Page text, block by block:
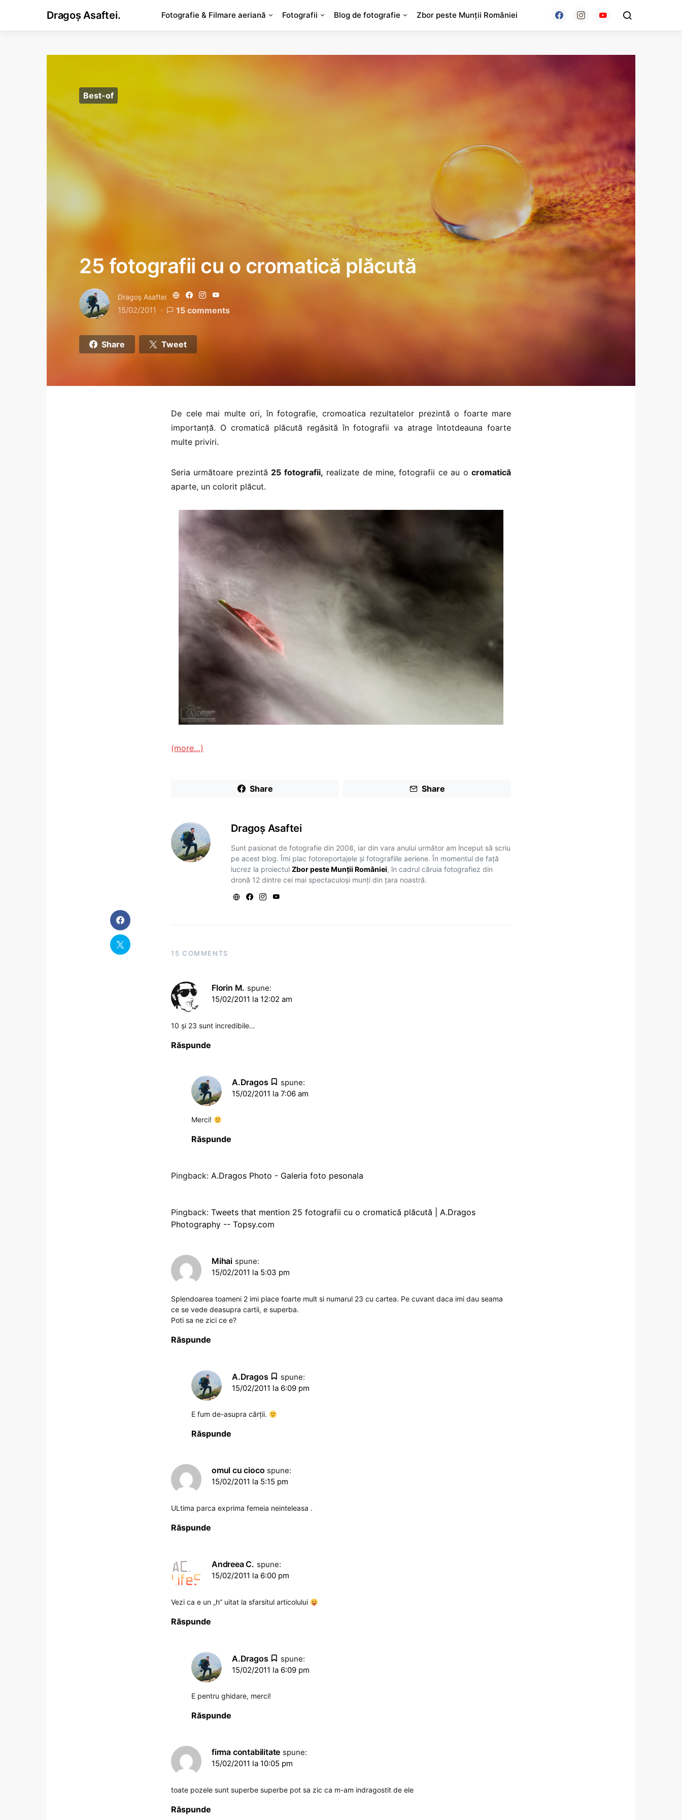
Dragoș Asaftei. Fotografie & Filmare aeriană Fotografii Blog de fotografie Zbor peste Munții României
Best-of
25 fotografii cu o cromatică plăcută
Dragoş Asaftei
15/02/2011 15 comments
Share Tweet
De cele mai multe ori, în fotografie, cromoatica rezultatelor prezintă o foarte mare
importanţă. O cromatică plăcută regăsită în fotografii va atrage întotdeauna foarte
multe priviri.
Seria următoare prezintă 25 fotografii, realizate de mine, fotografii ce au ocromatică
aparte, un colorit plăcut.
(more…)
Share Share
Dragoş Asaftei
Sunt pasionat de fotografie din 2008, iar din vara anului următor am început să scriu
pe acest blog. Îmi plac fotoreportajele și fotografiile aeriene. În momentul de față
lucrez la proiectulZbor peste Munții României, în cadrul căruia fotografiez din
dronă 12 dintre cei mai spectaculoși munți din țara noastră.
15 COMMENTS
Florin M. spune:
15/02/2011 la 12:02 am
10 și 23 sunt incredibile…
Răspunde
A.Dragos
spune:
15/02/2011 la 7:06 am
Merci!
Răspunde
Pingback: A.Dragos Photo - Galeria foto pesonala
Pingback: Tweets that mention 25 fotografii cu o cromatică plăcută | A.Dragos
Photography -- Topsy.com
Mihai spune:
15/02/2011 la 5:03 pm
Splendoarea toameni 2 imi place foarte mult si numarul 23 cu cartea. Pe cuvant daca imi dau seama
ce se vede deasupra cartii, e superba.
Poti sa ne zici ce e?
Răspunde
A.Dragos
spune:
15/02/2011 la 6:09 pm
E fum de-asupra cărţii.
Răspunde
omul cu cioco spune:
15/02/2011 la 5:15 pm
ULtima parca exprima femeia neinteleasa .
Răspunde
Andreea C. spune:
15/02/2011 la 6:00 pm
Vezi ca e un „h” uitat la sfarsitul articolului
Răspunde
A.Dragos
spune:
15/02/2011 la 6:09 pm
E pentru ghidare, merci!
Răspunde
firma contabilitate spune:
15/02/2011 la 10:05 pm
toate pozele sunt superbe superbe pot sa zic ca m-am indragostit de ele
Răspunde